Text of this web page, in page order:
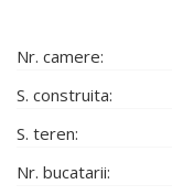
Nr. camere:
S. construita:
S. teren:
Nr. bucatarii: